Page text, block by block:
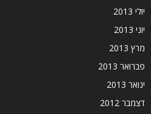
יולי 2013
יוני 2013
מרץ 2013
פברואר 2013
ינואר 2013
דצמבר 2012